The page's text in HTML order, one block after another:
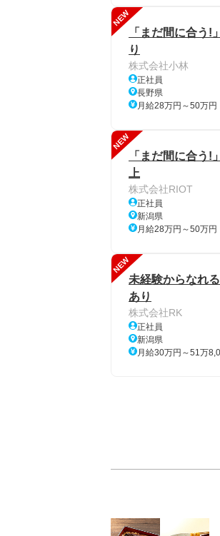
NEW
「まだ間に合う
り
株式会社小林
正社員
長野県
月給28万円～50万円
NEW
「まだ間に合う
上
株式会社RIOT
正社員
新潟県
月給28万円～50万円
NEW
未経験からなれ
あり
株式会社RK
正社員
新潟県
月給30万円～51万